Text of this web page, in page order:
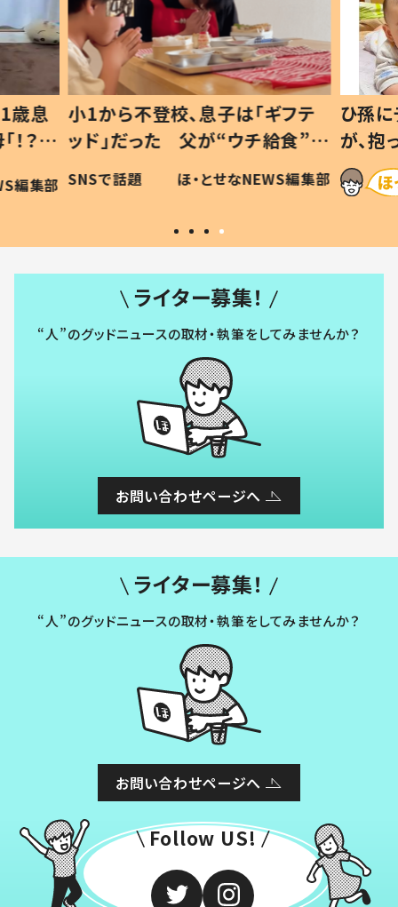
歳息
？」
編集部
小1から不登校、息子は「ギフテ
ッド」だった 父が“ウチ給食”を
作り続ける理由とは #令和の親
#令和の子
SNSで話題 ほ・とせなNEWS編集部
ひ孫
が、
「涙が
い」
ライター募集！
“人”のグッドニュースの取材・執筆をしてみませんか？
お問い合わせページへ
ライター募集！
“人”のグッドニュースの取材・執筆をしてみませんか？
お問い合わせページへ
Follow US!